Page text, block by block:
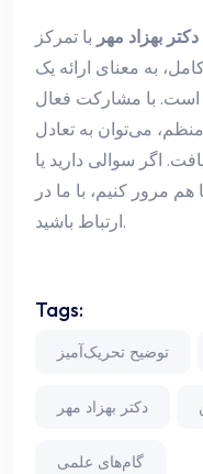
بهزاد مهر با تمرکز
به معنای ارائه یک
با مشارکت فعال
می‌توان به تعادل
اگر سوالی دارید یا
مرور کنیم، با ما در
ارتباط باشید.
Tags:
توضیح تحریک‌آمیز
دکتر بهزاد مهر
گام‌های علمی